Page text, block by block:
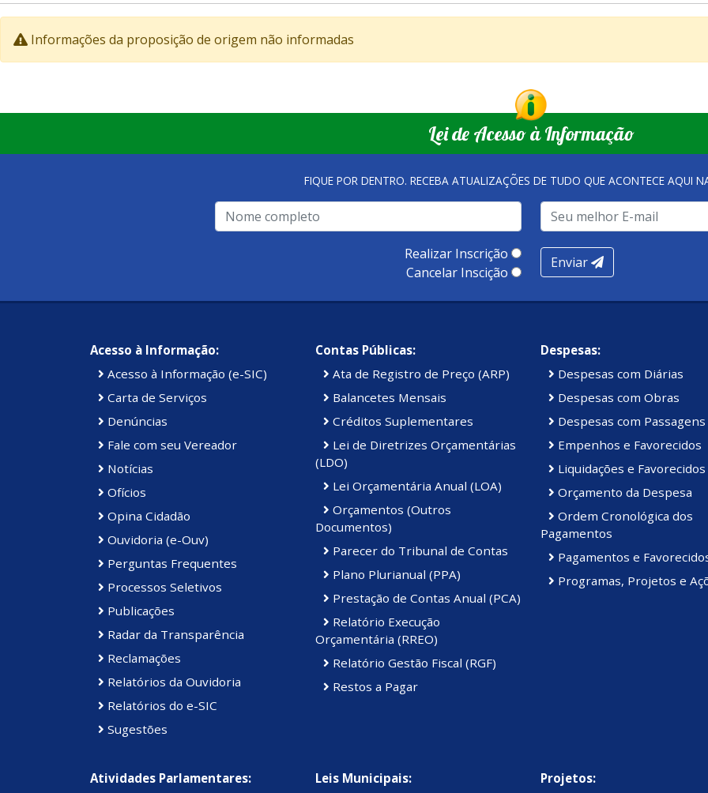
Informações da proposição de origem não informadas
Lei de Acesso à Informação
FIQUE POR DENTRO. RECEBA ATUALIZAÇÕES DE TUDO QUE ACONTECE AQUI
Realizar Inscrição
Cancelar Inscição
Enviar
Acesso à Informação:
Acesso à Informação (e-SIC)
Carta de Serviços
Denúncias
Fale com seu Vereador
Notícias
Ofícios
Opina Cidadão
Ouvidoria (e-Ouv)
Perguntas Frequentes
Processos Seletivos
Publicações
Radar da Transparência
Reclamações
Relatórios da Ouvidoria
Relatórios do e-SIC
Sugestões
Contas Públicas:
Ata de Registro de Preço (ARP)
Balancetes Mensais
Créditos Suplementares
Lei de Diretrizes Orçamentárias
(LDO)
Lei Orçamentária Anual (LOA)
Orçamentos (Outros
Documentos)
Parecer do Tribunal de Contas
Plano Plurianual (PPA)
Prestação de Contas Anual (PCA)
Relatório Execução
Orçamentária (RREO)
Relatório Gestão Fiscal (RGF)
Restos a Pagar
Despesas:
Despesas com Diárias
Despesas com Obras
Despesas com Passagens
Empenhos e Favorecidos
Liquidações e Favorecidos
Orçamento da Despesa
Ordem Cronológica dos
Pagamentos
Pagamentos e
Programas, Projetos e
Atividades Parlamentares:
Leis Municipais:
Projetos: